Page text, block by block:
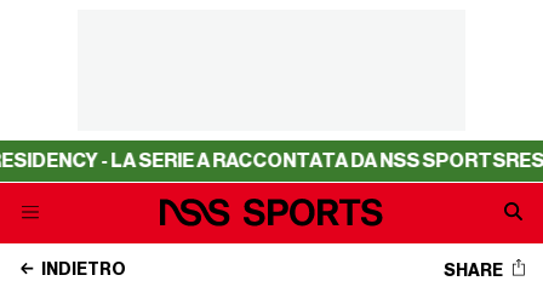
- LA SERIE A RACCONTATA DA NSS SPORTS
INDIETRO SHARE